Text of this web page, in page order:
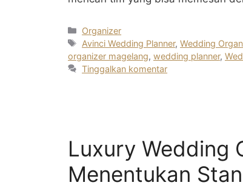
Kategori
Organizer
Tag
Avinci Wedding Planner,Wedding
organizer magelang, wedding planner,
Tinggalkan komentar
Luxury Wedding
Menentukan